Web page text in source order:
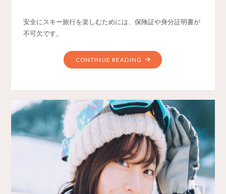
安全にスキー旅行を楽しむためには、保険証や身分証明書が
不可欠です。
CONTINUE READING